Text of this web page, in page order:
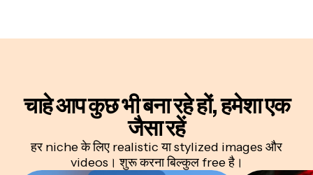
चाहे आप कुछ भी बना रहे हों, हमेशा एक
जैसा रहें
हर niche के लिए realistic या stylized images और
videos। शुरू करना बिल्कुल free है।